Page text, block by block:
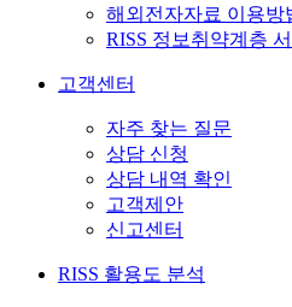
해외전자자료 이용방
RISS 정보취약계층
고객센터
자주 찾는 질문
상담 신청
상담 내역 확인
고객제안
신고센터
RISS 활용도 분석